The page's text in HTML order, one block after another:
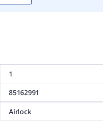
1
85162991
Airlock